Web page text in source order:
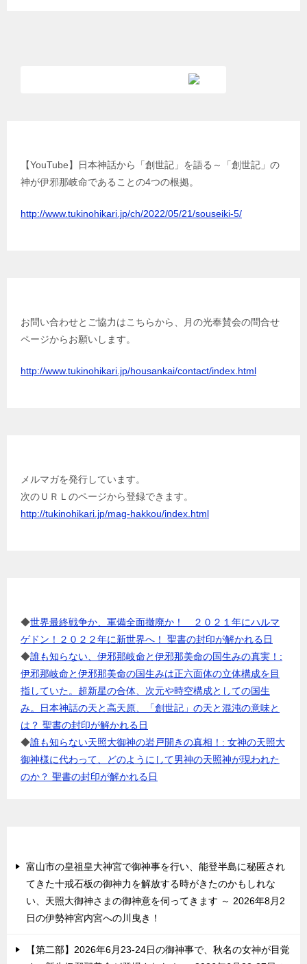
【YouTube】日本神話から「創世記」を語る～「創世記」の
神が伊邪那岐命であることの4つの根拠。
http://www.tukinohikari.jp/ch/2022/05/21/souseiki-5/
お問い合わせとご協力はこちらから、月の光奉賛会の問合せ
ページからお願いします。
http://www.tukinohikari.jp/housankai/contact/index.html
メルマガを発行しています。
次のＵＲＬのページから登録できます。
http://tukinohikari.jp/mag-hakkou/index.html
◆世界最終戦争か、軍備全面撤廃か！ ２０２１年にハルマ
ゲドン！２０２２年に新世界へ！ 聖書の封印が解かれる日
◆誰も知らない、伊邪那岐命と伊邪那美命の国生みの真実！:
伊邪那岐命と伊邪那美命の国生みは正六面体の立体構成を目
指していた。超新星の合体、次元や時空構成としての国生
み。日本神話の天と高天原、「創世記」の天と混沌の意味と
は？ 聖書の封印が解かれる日
◆誰も知らない天照大御神の岩戸開きの真相！: 女神の天照大
御神様に代わって、どのようにして男神の天照神が現われた
のか？ 聖書の封印が解かれる日
富山市の皇祖皇大神宮で御神事を行い、能登半島に秘匿され
てきた十戒石板の御神力を解放する時がきたのかもしれな
い、天照大御神さまの御神意を伺ってきます ～ 2026年8月2
日の伊勢神宮内宮への川曳き！
【第二部】2026年6月23-24日の御神事で、秋名の女神が目覚